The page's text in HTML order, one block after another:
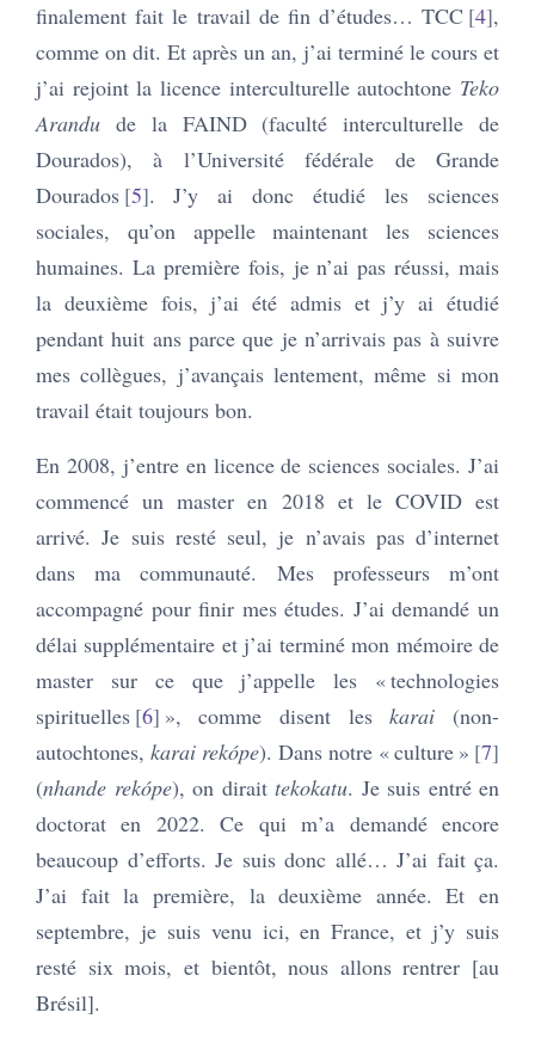
finalement fait le travail de fin d’études… TCC 4 ,
comme on dit. Et après un an, j’ai terminé le cours et
j’ai rejoint la licence interculturelle autochtone Teko
Arandu de la FAIND (faculté interculturelle de
Dourados), à l’Université fédérale de Grande
Dourados 5 . J’y ai donc étudié les sciences
sociales, qu’on appelle maintenant les sciences
humaines. La première fois, je n’ai pas réussi, mais
la deuxième fois, j’ai été admis et j’y ai étudié
pendant huit ans parce que je n’arrivais pas à suivre
mes collègues, j’avançais lentement, même si mon
travail était toujours bon.
En 2008, j’entre en licence de sciences sociales. J’ai
commencé un master en 2018 et le COVID est
arrivé. Je suis resté seul, je n’avais pas d’internet
dans ma communauté. Mes professeurs m’ont
accompagné pour finir mes études. J’ai demandé un
délai supplémentaire et j’ai terminé mon mémoire de
master sur ce que j’appelle les « technologies
spirituelles 6 », comme disent leskarai (non-
autochtones,karai rekópe). Dans notre « culture » 7
(nhande rekópe), on dirait tekokatu. Je suis entré en
doctorat en 2022. Ce qui m’a demandé encore
beaucoup d’efforts. Je suis donc allé… J’ai fait ça.
J’ai fait la première, la deuxième année. Et en
septembre, je suis venu ici, en France, et j’y suis
resté six mois, et bientôt, nous allons rentrer [au
Brésil].